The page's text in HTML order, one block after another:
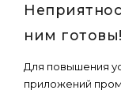
ним готовы!
Для повышения
приложений